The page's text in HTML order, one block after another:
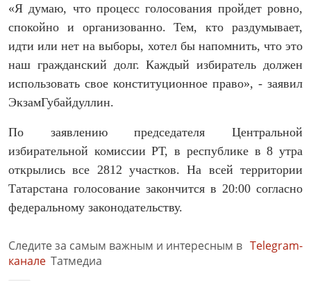
«Я думаю, что процесс голосования пройдет ровно,
спокойно и организованно. Тем, кто раздумывает,
идти или нет на выборы, хотел бы напомнить, что это
наш гражданский долг. Каждый избиратель должен
использовать свое конституционное право», - заявил
ЭкзамГубайдуллин.
По заявлению председателя Центральной
избирательной комиссии РТ, в республике в 8 утра
открылись все 2812 участков. На всей территории
Татарстана голосование закончится в 20:00 согласно
федеральному законодательству.
Следите за самым важным и интересным в Telegram-
канале Татмедиа